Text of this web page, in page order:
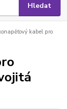
Hledat
kabel pro